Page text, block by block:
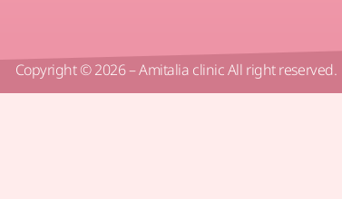
Copyright © 2026 – Amitalia clinic All right reserved.